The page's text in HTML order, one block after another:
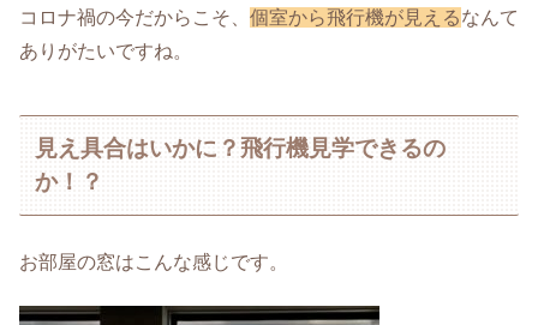
コロナ禍の今だからこそ、 個室から飛行機が見えるなんて
ありがたいですね。
見え具合はいかに？飛行機見学できるの
か！？
お部屋の窓はこんな感じです。